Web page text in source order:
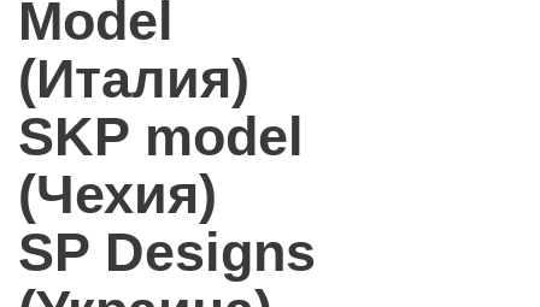
Model
(Италия)
SKP model
(Чехия)
SP Designs